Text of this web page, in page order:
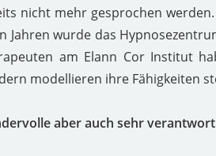
nicht mehr gesprochen
Jahren wurde das
am Elann Cor Institut
modellieren ihre Fähigkeiten
aber auch sehr